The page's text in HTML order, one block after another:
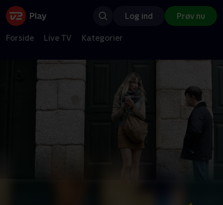
Log ind Prøv nu
Forside Live TV Kategorier